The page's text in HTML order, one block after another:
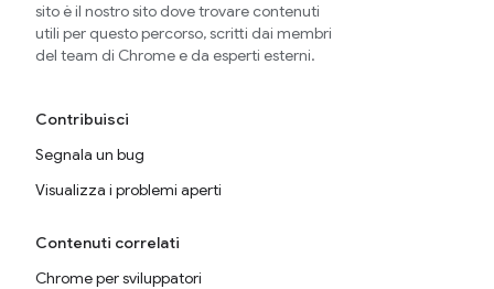
sito è il nostro sito dove trovare contenuti
utili per questo percorso, scritti dai membri
del team di Chrome e da esperti esterni.
Contribuisci
Segnala un bug
Visualizza i problemi aperti
Contenuti correlati
Chrome per sviluppatori